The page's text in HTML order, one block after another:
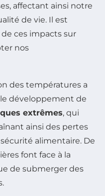
affectant ainsi notre
de vie. Il est
de ces impacts sur
nos
des températures a
développement de
extrêmes, qui
ainsi des pertes
alimentaire. De
font face à la
de submerger des